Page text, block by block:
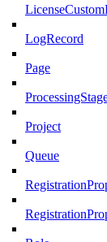
LogRecord
Page
Project
Queue